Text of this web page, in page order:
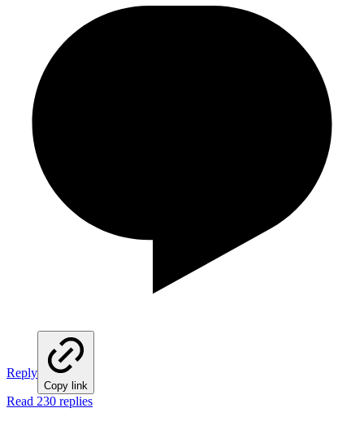
Reply
Copy link
Read 230 replies